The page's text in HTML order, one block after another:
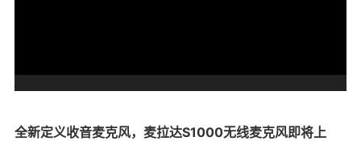
全新定义收音麦克风，麦拉达S1000无线麦克风即将上